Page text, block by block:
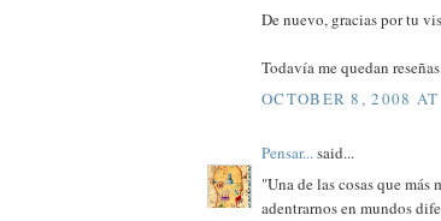
De nuevo, gracias por tu
Todavía me quedan
OCTOBER 8, 2008
Pensar... said...
"Una de las cosas que
adentrarnos en mundos